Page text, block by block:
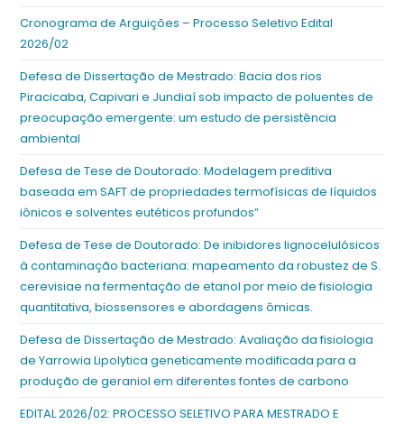
Cronograma de Arguições – Processo Seletivo Edital
2026/02
Defesa de Dissertação de Mestrado: Bacia dos rios
Piracicaba, Capivari e Jundiaí sob impacto de poluentes de
preocupação emergente: um estudo de persistência
ambiental
Defesa de Tese de Doutorado: Modelagem preditiva
baseada em SAFT de propriedades termofísicas de líquidos
iônicos e solventes eutéticos profundos”
Defesa de Tese de Doutorado: De inibidores lignocelulósicos
à contaminação bacteriana: mapeamento da robustez de S.
cerevisiae na fermentação de etanol por meio de fisiologia
quantitativa, biossensores e abordagens ômicas.
Defesa de Dissertação de Mestrado: Avaliação da fisiologia
de Yarrowia Lipolytica geneticamente modificada para a
produção de geraniol em diferentes fontes de carbono
EDITAL 2026/02: PROCESSO SELETIVO PARA MESTRADO E